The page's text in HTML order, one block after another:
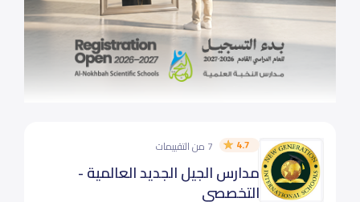
4.7 7 من التقييمات
مدارس الجيل الجديد العالمية -
التخصصي